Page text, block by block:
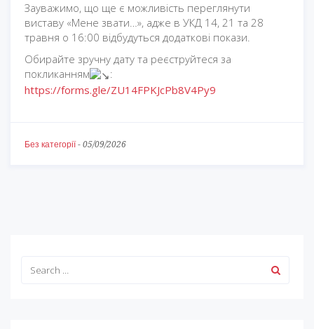
Зауважимо, що ще є можливість переглянути
виставу «Мене звати…», адже в УКД 14, 21 та 28
травня о 16:00 відбудуться додаткові покази.
Обирайте зручну дату та реєструйтеся за
покликанням
:
https://forms.gle/ZU14FPKJcPb8V4Py9
Без категорії- 05/09/2026